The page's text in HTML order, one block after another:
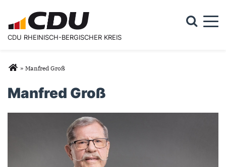
CDU RHEINISCH-BERGISCHER KREIS
Suchformular
Sie sind hier
» Manfred Groß
Manfred Groß